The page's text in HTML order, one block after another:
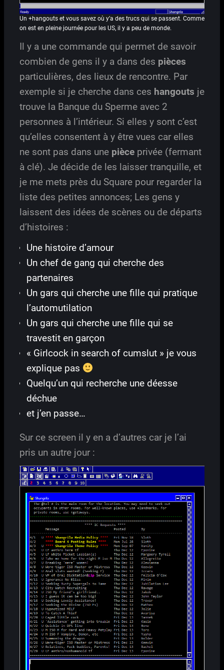
Un +hangouts et vous savez où y’a des trucs qui se passent. Comme
on est en pleine journée pour les US, il y a peu de monde.
Il y a une commande qui permet de savoir
combien de gens il y a dans des pièces
particulières, des lieux de rencontre. Par
exemple si je cherche dans ces hangouts je
trouve la Banque du Sperme avec 2
personnes à l’intérieur. Si elles y sont c’est
qu’elles consentent à y être vues car elles
ne sont pas dans une pièce privée (fermant
à clé). Je décide de les laisser tranquille, et
je me mets près du Square pour regarder la
liste des petites annonces; Les gens y
laissent des idées de scènes ou de départs
d’histoires :
Une histoire d’amour
Un chef de gang qui cherche des
partenaires
Un gars qui cherche une fille qui pratique
l’automutilation
Un gars qui cherche une fille qui se
travestit en garçon
« Girlcock in search of cumslut » je vous
explique pas
Quelqu’un qui recherche une déesse
déchue
et j’en passe…
Sur ce screen il y en a d’autres car je l’ai
pris un autre jour :